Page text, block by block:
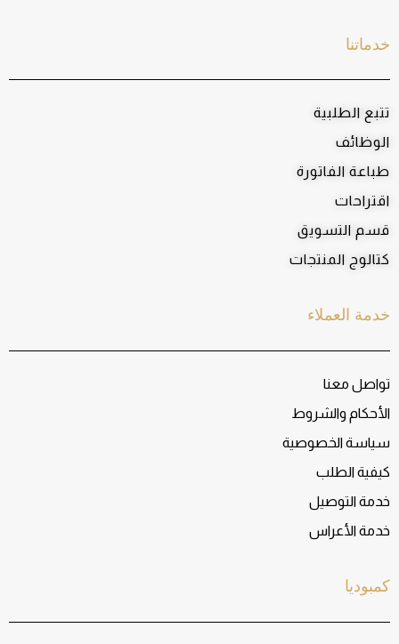
كمبوديا
خدمة العملاء
تواصل معنا
الأحكام والشروط
سياسة الخصوصية
كيفية الطلب
خدمة التوصيل
خدمة الأعراس
خدماتنا
تتبع الطلبية
الوظائف
طباعة الفاتورة
اقتراحات
قسم التسويق
كتالوج المنتجات